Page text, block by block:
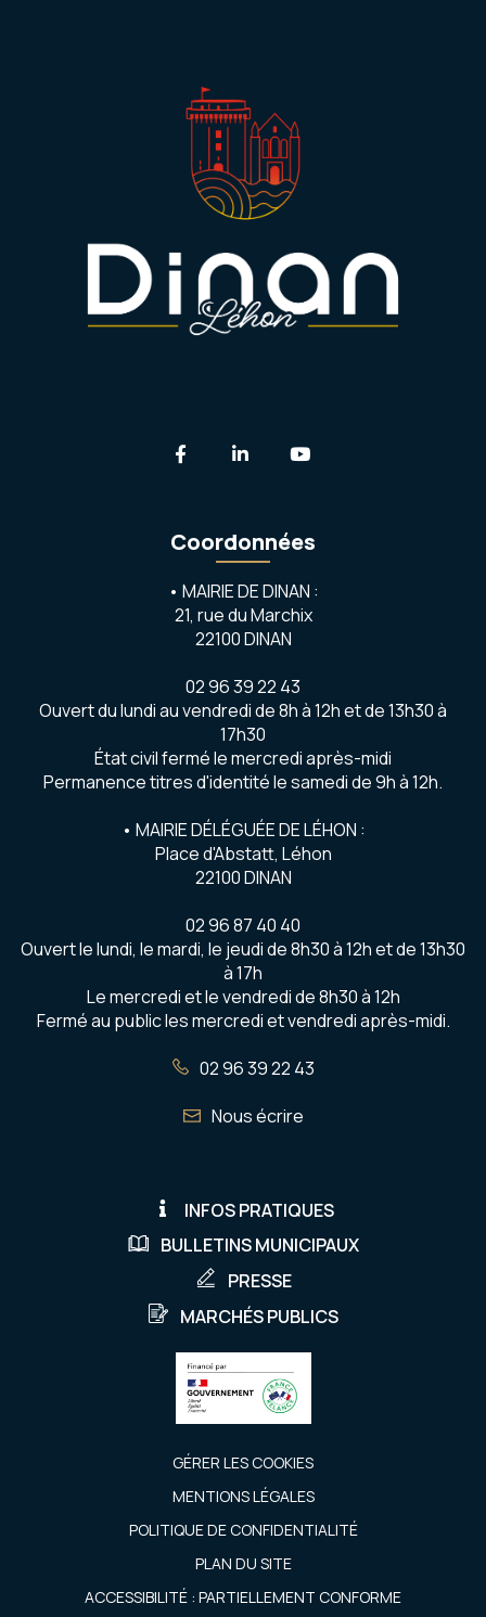
Lien vers le compte Facebook
Lien vers le compte
Coordonnées
• MAIRIE DE DINAN :
21, rue du Marchix
22100 DINAN
02 96 39 22 43
Ouvert du lundi au vendredi de 8h à 12h et de 13h30 à
17h30
État civil fermé le mercredi après-midi
Permanence titres d'identité le samedi de 9h à 12h.
• MAIRIE DÉLÉGUÉE DE LÉHON :
Place d'Abstatt, Léhon
22100 DINAN
02 96 87 40 40
Ouvert le lundi, le mardi, le jeudi de 8h30 à 12h et de 13h30
à 17h
Le mercredi et le vendredi de 8h30 à 12h
Fermé au public les mercredi et vendredi après-midi.
02 96 39 22 43
Nous écrire
INFOS PRATIQUES
BULLETINS MUNICIPAUX
PRESSE
MARCHÉS PUBLICS
GÉRER LES COOKIES
MENTIONS LÉGALES
POLITIQUE DE CONFIDENTIALITÉ
PLAN DU SITE
ACCESSIBILITÉ : PARTIELLEMENT CONFORME